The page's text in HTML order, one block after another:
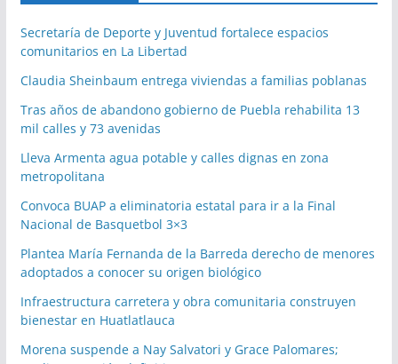
Secretaría de Deporte y Juventud fortalece espacios
comunitarios en La Libertad
Claudia Sheinbaum entrega viviendas a familias poblanas
Tras años de abandono gobierno de Puebla rehabilita 13
mil calles y 73 avenidas
Lleva Armenta agua potable y calles dignas en zona
metropolitana
Convoca BUAP a eliminatoria estatal para ir a la Final
Nacional de Basquetbol 3×3
Plantea María Fernanda de la Barreda derecho de menores
adoptados a conocer su origen biológico
Infraestructura carretera y obra comunitaria construyen
bienestar en Huatlatlauca
Morena suspende a Nay Salvatori y Grace Palomares;